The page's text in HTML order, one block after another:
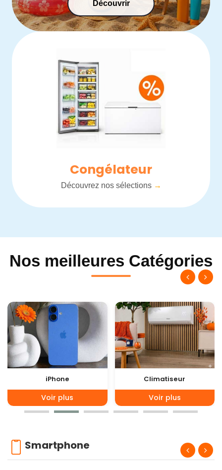
Découvrir
Congélateur
Découvrez nos sélections →
Nos meilleures Catégories
iPhone
Voir plus
Climatiseur
Voir plus
Smartphone